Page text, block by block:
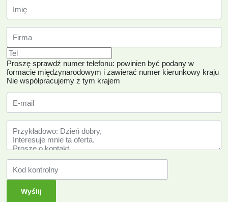
Proszę sprawdź numer telefonu: powinien być podany w
formacie międzynarodowym i zawierać numer kierunkowy kraju
Nie współpracujemy z tym krajem